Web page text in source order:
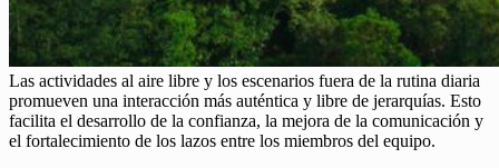
Las actividades al aire libre y los escenarios fuera de la rutina diaria
promueven una interacción más auténtica y libre de jerarquías. Esto
facilita el desarrollo de la confianza, la mejora de la comunicación y
el fortalecimiento de los lazos entre los miembros del equipo.